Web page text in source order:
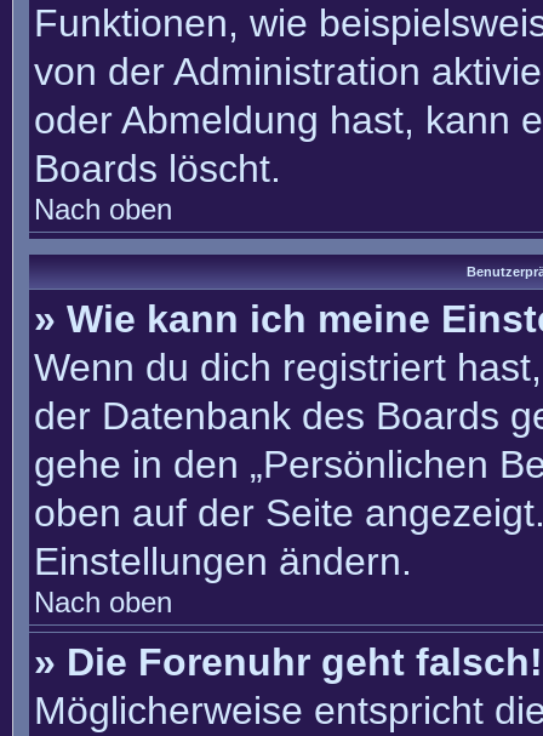
Funktionen, wie
von der Administration
oder Abmeldung hast, kann
Boards löscht.
Nach oben
» Wie kann ich meine
Wenn du dich registriert
der Datenbank des Boards
gehe in den „Persönlichen
oben auf der Seite
Einstellungen ändern.
Nach oben
» Die Forenuhr geht falsch!
Möglicherweise entspricht